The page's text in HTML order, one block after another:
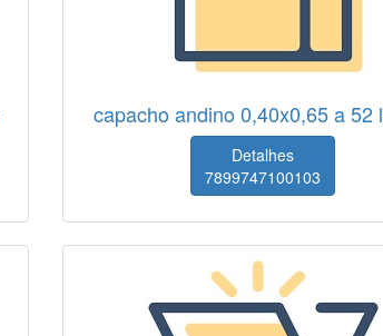
capacho andino 0,40x0,65 a 52
Detalhes
7899747100103